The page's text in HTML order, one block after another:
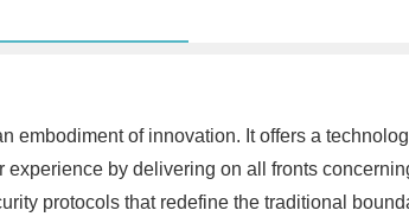
embodiment of innovation. It offers a
by delivering on all fronts
protocols that redefine the traditional